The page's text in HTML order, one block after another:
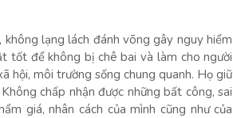
lạng lách đánh võng gây nguy hiểm
tốt để không bị chê bai và làm cho người
hội, môi trường sống chung quanh. Họ giữ
chấp nhận được những bất công, sai
giá, nhân cách của mình cũng như của